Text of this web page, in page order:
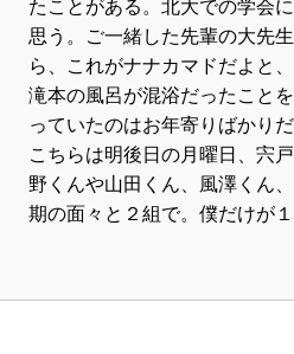
たことがある。北大での学会
思う。ご一緒した先輩の大先
ら、これがナナカマドだよと
滝本の風呂が混浴だったこと
っていたのはお年寄りばかり
こちらは明後日の月曜日、宍
野くんや山田くん、風澤くん
期の面々と２組で。僕だけが１